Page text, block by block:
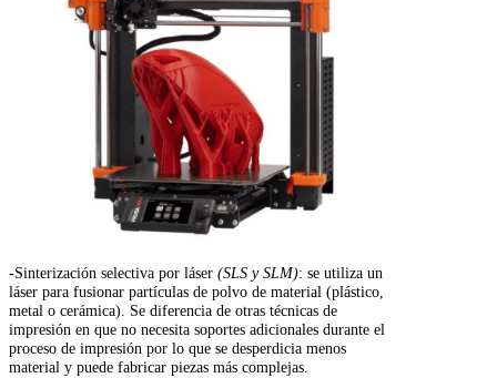
-Sinterización selectiva por láser (SLS y SLM): se utiliza un
láser para fusionar partículas de polvo de material (plástico,
metal o cerámica). Se diferencia de otras técnicas de
impresión en que no necesita soportes adicionales durante el
proceso de impresión por lo que se desperdicia menos
material y puede fabricar piezas más complejas.